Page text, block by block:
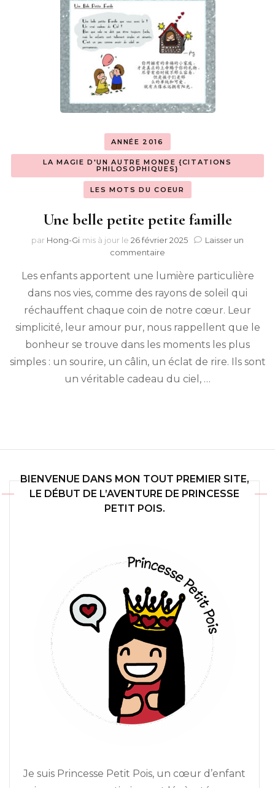
ANNÉE 2016
LA MAGIE D'UN AUTRE MONDE {CITATIONS
PHILOSOPHIQUES}
LES MOTS DU COEUR
Une belle petite petite famille
par Hong-Gi mis à jour le 26 février 2025
Laisser un
commentaire
belle
petite
petite
famille
Les enfants apportent une lumière particulière
dans nos vies, comme des rayons de soleil qui
réchauffent chaque coin de notre cœur. Leur
simplicité, leur amour pur, nous rappellent que le
bonheur se trouve dans les moments les plus
simples : un sourire, un câlin, un éclat de rire. Ils sont
un véritable cadeau du ciel, …
BIENVENUE DANS MON TOUT PREMIER SITE,
LE DÉBUT DE L’AVENTURE DE PRINCESSE
PETIT POIS.
Je suis Princesse Petit Pois, un cœur d’enfant